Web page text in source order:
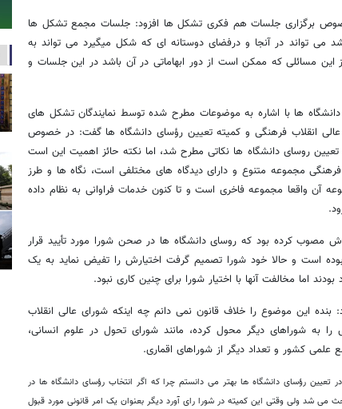
برگزاری جلسات هم فکری تشکل ها افزود: جلسات مجمع تشکل ها
تواند در آنجا و درفضای دوستانه ای که شکل میگیرد می تواند به
مسائلی که ممکن است از دور ابهاماتی در آن باشد در این جلسات و
ها با اشاره به موضوعات مطرح شده توسط نمایندگان تشکل های
انقلاب فرهنگی و کمیته تعیین رؤسای دانشگاه ها گفت: در خصوص
روسای دانشگاه ها نکاتی مطرح شد، اما نکته حائز اهمیت این است
مجموعه متنوع و دارای دیدگاه های مختلفی است، نگاه ها و طرز
آن واقعا مجموعه فاخری است و تا کنون خدمات فراوانی به نظام داده
مصوب کرده بود که روسای دانشگاه ها در صحن شورا مورد تأیید قرار
بوده است و حالا خود شورا تصمیم گرفت اختیارش را تفیض نماید به یک
بنده این موضوع را خلاف قانون نمی دانم چه اینکه شورای عالی انقلاب
را به شوراهای دیگر محول کرده، مانند شورای تحول در علوم انسانی،
کشور و تعداد دیگر از شوراهای اقماری.
تعیین رؤسای دانشگاه ها بهتر می دانستم چرا که اگر انتخاب رؤسای دانشگاه ها در
شد ولی وقتی این کمیته در شورا رای آورد دیگر بعنوان یک امر قانونی مورد قبول